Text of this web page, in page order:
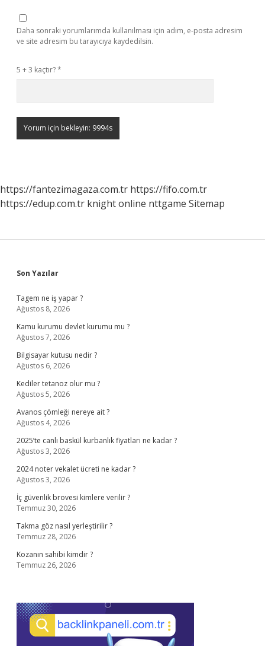
Daha sonraki yorumlarımda kullanılması için adım, e-posta adresim
ve site adresim bu tarayıcıya kaydedilsin.
5 + 3 kaçtır?*
https://fantezimagaza.com.tr https://fifo.com.tr
https://edup.com.tr knight online nttgame Sitemap
Sidebar
Son Yazılar
Tagem ne iş yapar ?
Ağustos 8, 2026
Kamu kurumu devlet kurumu mu ?
Ağustos 7, 2026
Bilgisayar kutusu nedir ?
Ağustos 6, 2026
Kediler tetanoz olur mu ?
Ağustos 5, 2026
Avanos çömleği nereye ait ?
Ağustos 4, 2026
2025’te canlı baskül kurbanlık fiyatları ne kadar ?
Ağustos 3, 2026
2024 noter vekalet ücreti ne kadar ?
Ağustos 3, 2026
İç güvenlik brovesi kimlere verilir ?
Temmuz 30, 2026
Takma göz nasıl yerleştirilir ?
Temmuz 28, 2026
Kozanın sahibi kimdir ?
Temmuz 26, 2026